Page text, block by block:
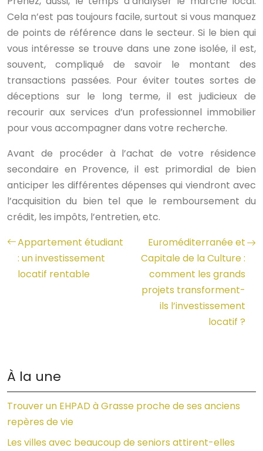
Cela n’est pas toujours facile, surtout si vous manquez
de points de référence dans le secteur. Si le bien qui
vous intéresse se trouve dans une zone isolée, il est,
souvent, compliqué de savoir le montant des
transactions passées. Pour éviter toutes sortes de
déceptions sur le long terme, il est judicieux de
recourir aux services d’un professionnel immobilier
pour vous accompagner dans votre recherche.
Avant de procéder à l’achat de votre résidence
secondaire en Provence, il est primordial de bien
anticiper les différentes dépenses qui viendront avec
l’acquisition du bien tel que le remboursement du
crédit, les impôts, l’entretien, etc.
Appartement étudiant
: un investissement
locatif rentable
Euroméditerranée et
Capitale de la Culture :
comment les grands
projets transforment-
ils l’investissement
locatif ?
À la une
Trouver un EHPAD à Grasse proche de ses anciens
repères de vie
Les villes avec beaucoup de seniors attirent-elles